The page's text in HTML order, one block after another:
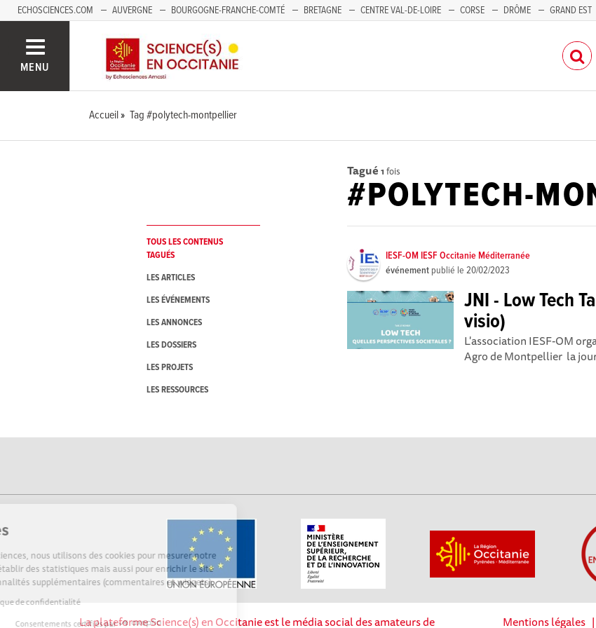
Sur Echosciences, nous utilisons des cookies pour mesurer notre
audience, établir des statistiques mais aussi pour enrichir le site
de fonctionnalités supplémentaires (commentaires et widgets).
Lire la politique de confidentialité
Consentements certifiés par
ECHOSCIENCES.COM AUVERGNE BOURGOGNE-FRANCHE-COMTÉ BRETAGNE CENTRE VAL-DE-LOIRE CORSE DRÔME GRAND EST
MENU
Accueil Tag #polytech-montpellier
TOUS LES CONTENUS
TAGUÉS
LES ARTICLES
LES ÉVÉNEMENTS
LES ANNONCES
LES DOSSIERS
LES PROJETS
LES RESSOURCES
Tagué 1 fois
#POLYTECH-
IESF-OM IESF Occitanie Méditerranée
événement publié le20/02/2023
JNI - Low Tech
visio)
L'association IESF-OM
Agro de Montpellier la
La plateforme Science(s) en Occitanie est le média social des amateurs de Mentions légales|